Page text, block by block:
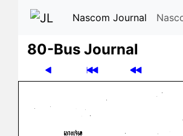
Nascom Journal
80-Bus Journal